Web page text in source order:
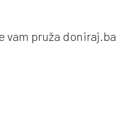
vam pruža doniraj.ba